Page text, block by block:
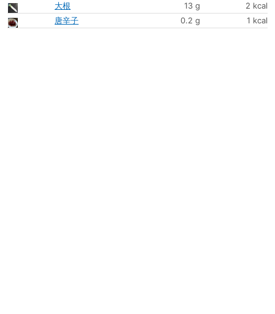
大根 13 g
2 kcal
唐辛子
0.2 g 1 kcal